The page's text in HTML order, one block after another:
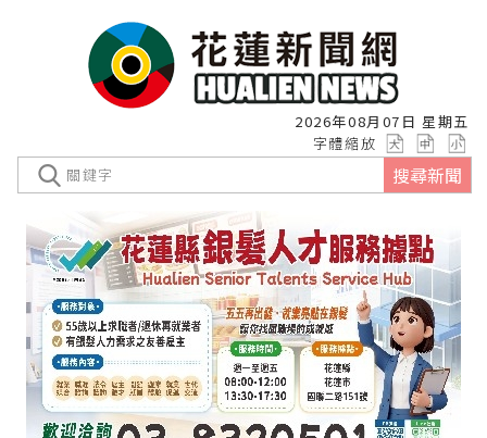
2026年08月07日 星期五
字體縮放
搜尋新聞